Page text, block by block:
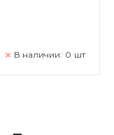
В наличии: 0 шт